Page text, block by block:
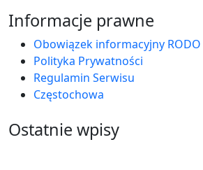
Informacje prawne
Obowiązek informacyjny RODO
Polityka Prywatności
Regulamin Serwisu
Częstochowa
Ostatnie wpisy